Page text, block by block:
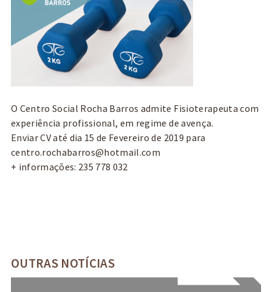
OUTRAS NOTÍCIAS
O Centro Social Rocha Barros admite Fisioterapeuta com
experiência profissional, em regime de avença.
Enviar CV até dia 15 de Fevereiro de 2019 para
centro.rochabarros@hotmail.com
+ informações: 235 778 032